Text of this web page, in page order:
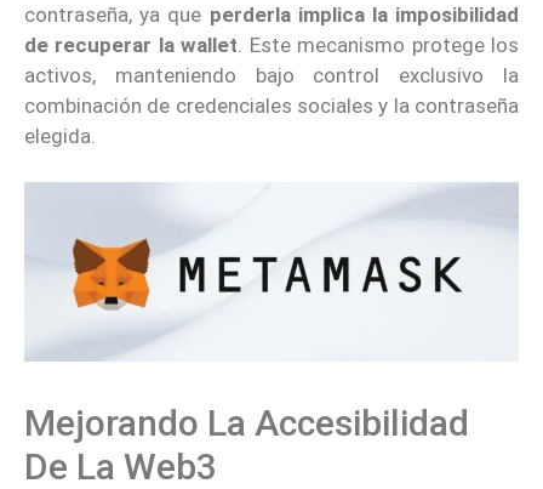
contraseña, ya que perderla implica la imposibilidad
de recuperar la wallet . Este mecanismo protege los
activos, manteniendo bajo control exclusivo la
combinación de credenciales sociales y la contraseña
elegida.
Mejorando La Accesibilidad
De La Web3